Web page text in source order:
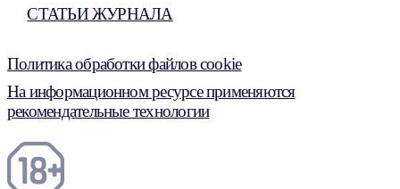
СТАТЬИ ЖУРНАЛА
Политика обработки файлов cookie
На информационном ресурсе применяются
рекомендательные технологии